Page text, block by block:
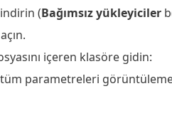
indirin (Bağımsız yükleyiciler
içeren klasöre gidin:
parametreleri